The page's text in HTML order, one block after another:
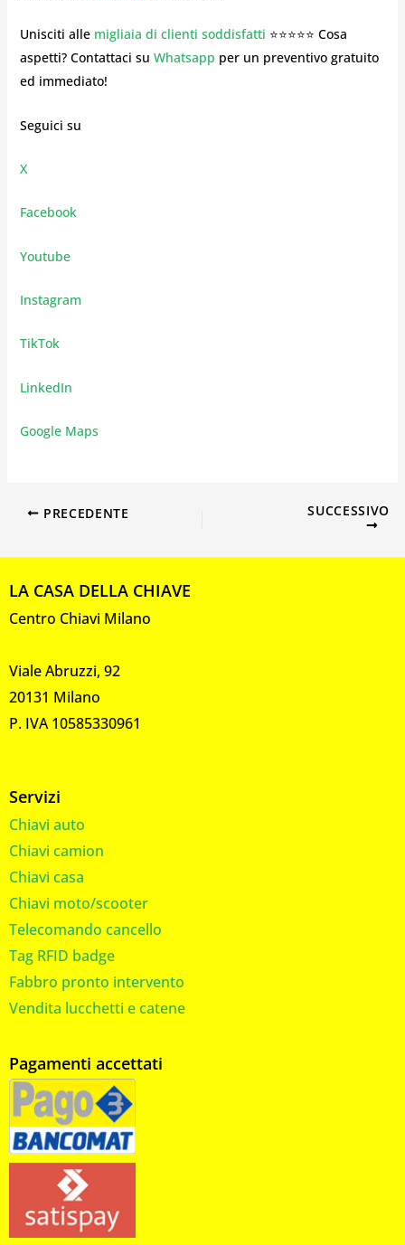
Unisciti alle migliaia di clienti soddisfatti ⭐⭐⭐⭐⭐ Cosa
aspetti? Contattaci su Whatsapp per un preventivo gratuito
ed immediato!
Seguici su
X
Facebook
Youtube
Instagram
TikTok
LinkedIn
Google Maps
PRECEDENTE SUCCESSIVO
LA CASA DELLA CHIAVE
Centro Chiavi Milano
Viale Abruzzi, 92
20131 Milano
P. IVA 10585330961
Servizi
Chiavi auto
Chiavi camion
Chiavi casa
Chiavi moto/scooter
Telecomando cancello
Tag RFID badge
Fabbro pronto intervento
Vendita lucchetti e catene
Pagamenti accettati